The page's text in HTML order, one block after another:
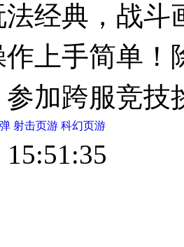
经典，战斗
上手简单！
加跨服竞技
射击页游 科幻页游